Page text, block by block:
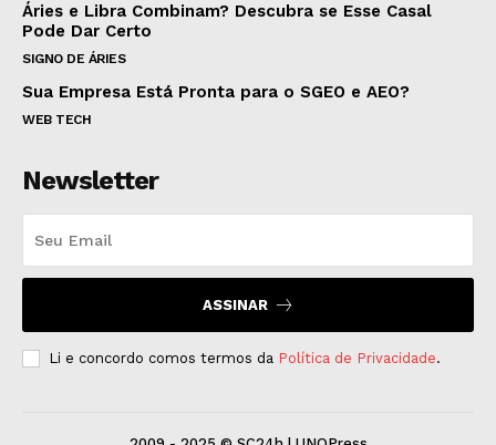
Áries e Libra Combinam? Descubra se Esse Casal
Pode Dar Certo
SIGNO DE ÁRIES
Sua Empresa Está Pronta para o SGEO e AEO?
WEB TECH
Newsletter
ASSINAR
Li e concordo comos termos da Política de Privacidade.